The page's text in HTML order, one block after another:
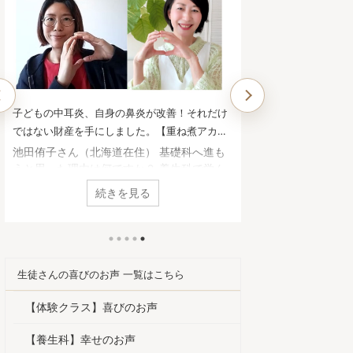
子どもの中耳炎、自身の鼻炎が改善！それだけ
ではない財産を手にしました。【重ね煮アカデ
ミー基礎科生徒さんのお声】
池田侑子さん（北海道在住） 基礎科へ進も
うと思った理由は何ですか？ 養生科で学ん
で子どもの中耳炎と私の鼻炎の症状の変化が
みられ始め、 もっと食に関する正しい知識
術を身に付けたいと思ったため。 基礎科で
養生科からのメンバーでそのまま一緒に一年
過程と変化を共有できた事が励みになり 挑
正しいのか分からなかった 食に関する様々
続きを見る
生徒さんの喜びのお声 一覧はこちら
【体験クラス】喜びのお声
【養生科】幸せのお声